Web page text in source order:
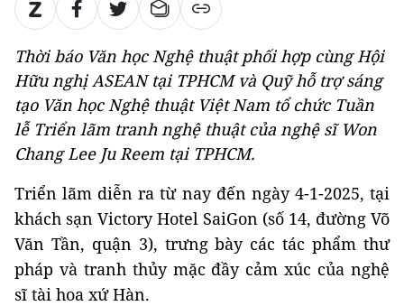
Thời báo Văn học Nghệ thuật phối hợp cùng Hội
Hữu nghị ASEAN tại TPHCM và Quỹ hỗ trợ sáng
tạo Văn học Nghệ thuật Việt Nam tổ chức Tuần
lễ Triển lãm tranh nghệ thuật của nghệ sĩ Won
Chang Lee Ju Reem tại TPHCM.
Triển lãm diễn ra từ nay đến ngày 4-1-2025, tại
khách sạn Victory Hotel SaiGon (số 14, đường Võ
Văn Tần, quận 3), trưng bày các tác phẩm thư
pháp và tranh thủy mặc đầy cảm xúc của nghệ
sĩ tài hoa xứ Hàn.